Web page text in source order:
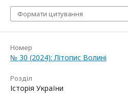
Формати цитування
Номер
№ 30 (2024): Літопис Волині
Розділ
Історія України